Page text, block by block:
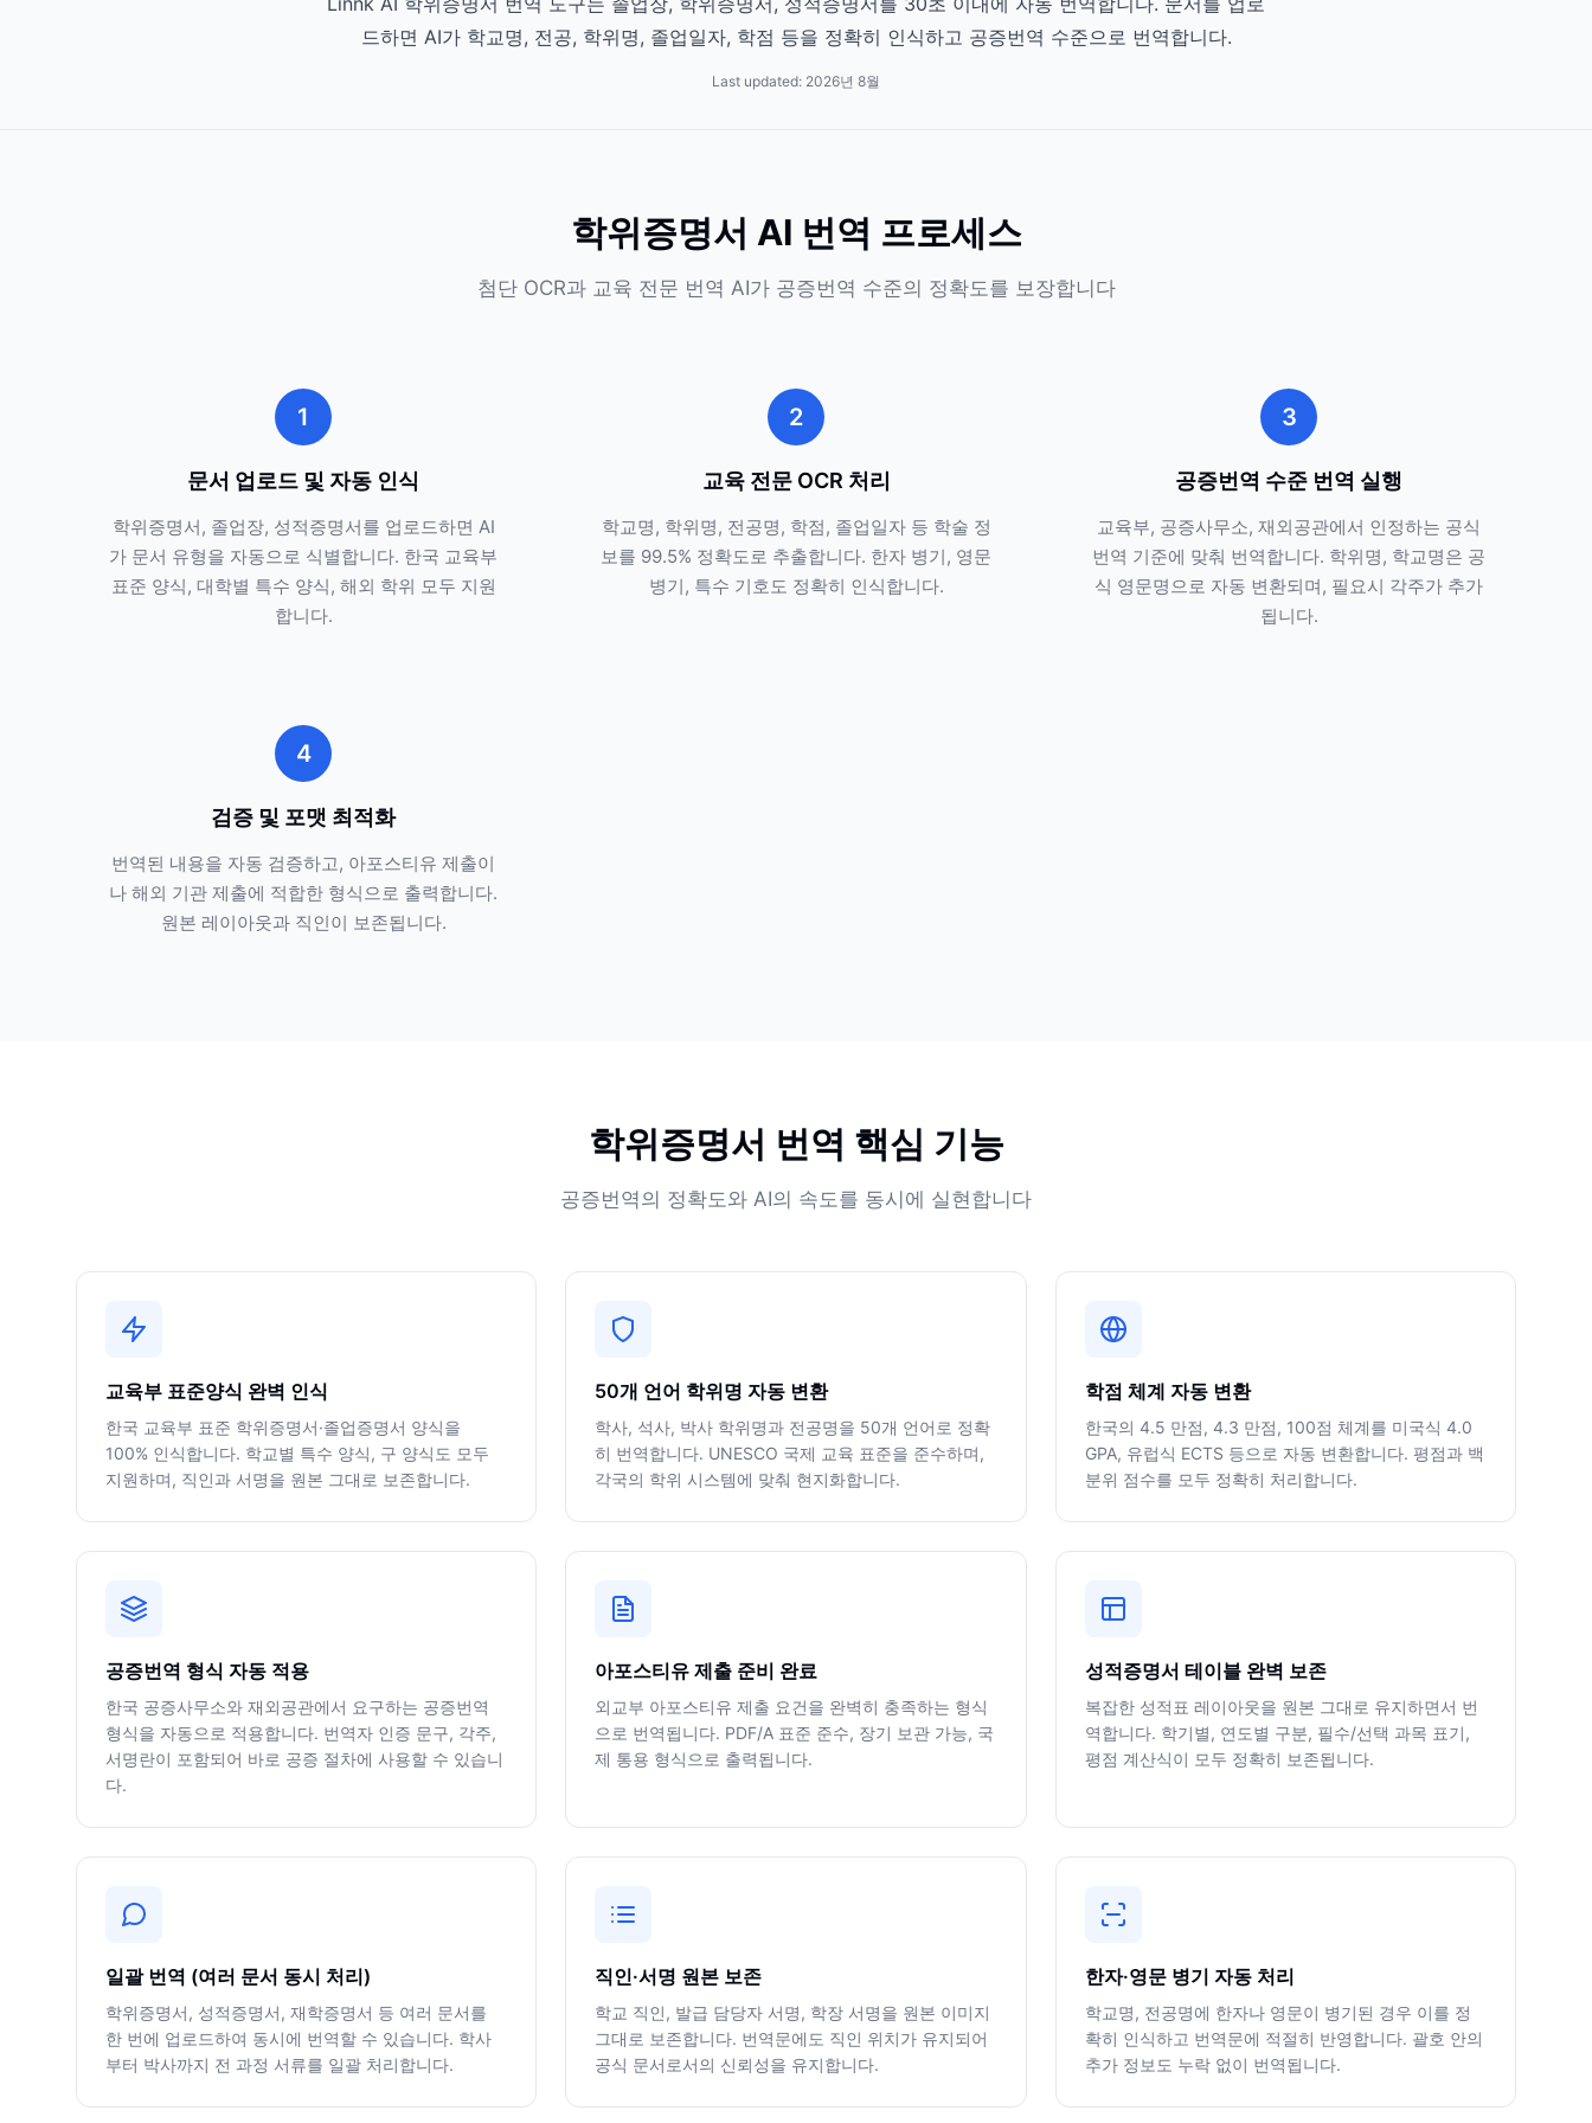
드하면 AI가 학교명, 전공, 학위명, 졸업일자, 학점 등을 정확히 인식하고 공증번역 수준으로 번역합니다.
Last updated: 2026년 8월
학위증명서 AI 번역 프로세스
첨단 OCR과 교육 전문 번역 AI가 공증번역 수준의 정확도를 보장합니다
1
문서 업로드 및 자동 인식
학위증명서, 졸업장, 성적증명서를 업로드하면 AI
가 문서 유형을 자동으로 식별합니다. 한국 교육부
표준 양식, 대학별 특수 양식, 해외 학위 모두 지원
합니다.
2
교육 전문 OCR 처리
학교명, 학위명, 전공명, 학점, 졸업일자 등 학술 정
보를 99.5% 정확도로 추출합니다. 한자 병기, 영문
병기, 특수 기호도 정확히 인식합니다.
3
공증번역 수준 번역 실행
교육부, 공증사무소, 재외공관에서 인정하는 공식
번역 기준에 맞춰 번역합니다. 학위명, 학교명은 공
식 영문명으로 자동 변환되며, 필요시 각주가 추가
됩니다.
4
검증 및 포맷 최적화
번역된 내용을 자동 검증하고, 아포스티유 제출이
나 해외 기관 제출에 적합한 형식으로 출력합니다.
원본 레이아웃과 직인이 보존됩니다.
학위증명서 번역 핵심 기능
공증번역의 정확도와 AI의 속도를 동시에 실현합니다
교육부 표준양식 완벽 인식
한국 교육부 표준 학위증명서·졸업증명서 양식을
100% 인식합니다. 학교별 특수 양식, 구 양식도 모두
지원하며, 직인과 서명을 원본 그대로 보존합니다.
50개 언어 학위명 자동 변환
학사, 석사, 박사 학위명과 전공명을 50개 언어로 정확
히 번역합니다. UNESCO 국제 교육 표준을 준수하며,
각국의 학위 시스템에 맞춰 현지화합니다.
학점 체계 자동 변환
한국의 4.5 만점, 4.3 만점, 100점 체계를 미국식 4.0
GPA, 유럽식 ECTS 등으로 자동 변환합니다. 평점과 백
분위 점수를 모두 정확히 처리합니다.
공증번역 형식 자동 적용
한국 공증사무소와 재외공관에서 요구하는 공증번역
형식을 자동으로 적용합니다. 번역자 인증 문구, 각주,
서명란이 포함되어 바로 공증 절차에 사용할 수 있습니
다.
아포스티유 제출 준비 완료
외교부 아포스티유 제출 요건을 완벽히 충족하는 형식
으로 번역됩니다. PDF/A 표준 준수, 장기 보관 가능, 국
제 통용 형식으로 출력됩니다.
성적증명서 테이블 완벽 보존
복잡한 성적표 레이아웃을 원본 그대로 유지하면서 번
역합니다. 학기별, 연도별 구분, 필수/선택 과목 표기,
평점 계산식이 모두 정확히 보존됩니다.
일괄 번역 (여러 문서 동시 처리)
학위증명서, 성적증명서, 재학증명서 등 여러 문서를
한 번에 업로드하여 동시에 번역할 수 있습니다. 학사
부터 박사까지 전 과정 서류를 일괄 처리합니다.
직인·서명 원본 보존
학교 직인, 발급 담당자 서명, 학장 서명을 원본 이미지
그대로 보존합니다. 번역문에도 직인 위치가 유지되어
공식 문서로서의 신뢰성을 유지합니다.
한자·영문 병기 자동 처리
학교명, 전공명에 한자나 영문이 병기된 경우 이를 정
확히 인식하고 번역문에 적절히 반영합니다. 괄호 안의
추가 정보도 누락 없이 번역됩니다.